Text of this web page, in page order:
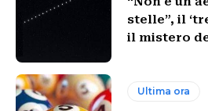
stelle”, il
il mistero
Ultima ora